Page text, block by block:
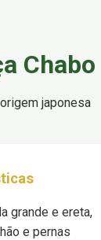
Chabo
japonesa
grande e ereta,
e pernas